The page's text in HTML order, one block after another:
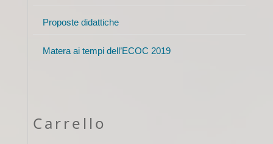
Proposte didattiche
Matera ai tempi dell’ECOC 2019
Carrello